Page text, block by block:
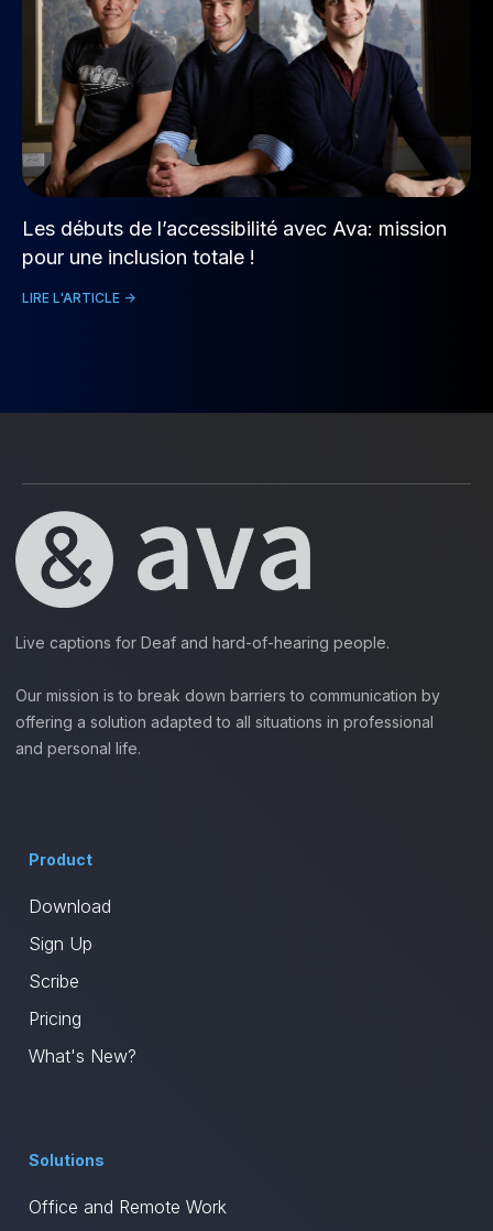
Les débuts de l’accessibilité avec Ava: mission
pour une inclusion totale !
LIRE L'ARTICLE ->
Live captions for Deaf and hard-of-hearing people.
Our mission is to break down barriers to communication by
offering a solution adapted to all situations in professional
and personal life.
Product
Download
Sign Up
Scribe
Pricing
What's New?
Solutions
Office and Remote Work